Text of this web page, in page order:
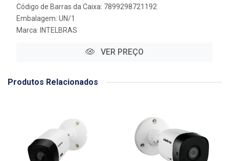
Código de Barras da Caixa: 7899298721192
Embalagem: UN/1
Marca: INTELBRAS
VER PREÇO
Produtos Relacionados